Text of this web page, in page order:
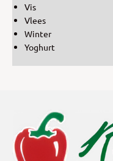
Vis
Vlees
Winter
Yoghurt